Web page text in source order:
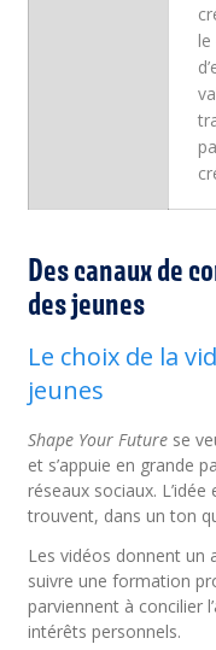
Des canaux de
des jeunes
Le choix de la
jeunes
Shape Your Future se
et s’appuie en grande
réseaux sociaux.
trouvent, dans un ton
Les vidéos donnent un
suivre une formation
parviennent à concilier
intérêts personnels.